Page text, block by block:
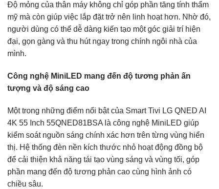
Độ mỏng của thân máy không chỉ góp phần tăng tính thẩm
mỹ mà còn giúp việc lắp đặt trở nên linh hoạt hơn. Nhờ đó,
người dùng có thể dễ dàng kiến tạo một góc giải trí hiện
đại, gọn gàng và thu hút ngay trong chính ngôi nhà của
mình.
Công nghệ MiniLED mang đến độ tương phản ấn
tượng và độ sáng cao
Một trong những điểm nổi bật của Smart Tivi LG QNED AI
4K 55 Inch 55QNED81BSA là công nghệ MiniLED giúp
kiểm soát nguồn sáng chính xác hơn trên từng vùng hiển
thị. Hệ thống đèn nền kích thước nhỏ hoạt động đồng bộ
để cải thiện khả năng tái tạo vùng sáng và vùng tối, góp
phần mang đến độ tương phản cao cùng hình ảnh có
chiều sâu.